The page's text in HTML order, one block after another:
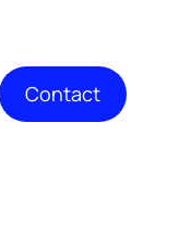
Contact